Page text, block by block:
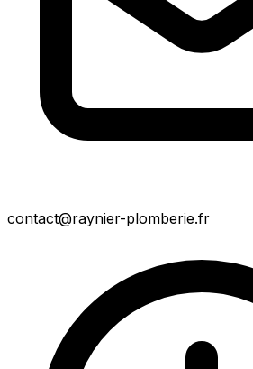
contact@raynier-plomberie.fr